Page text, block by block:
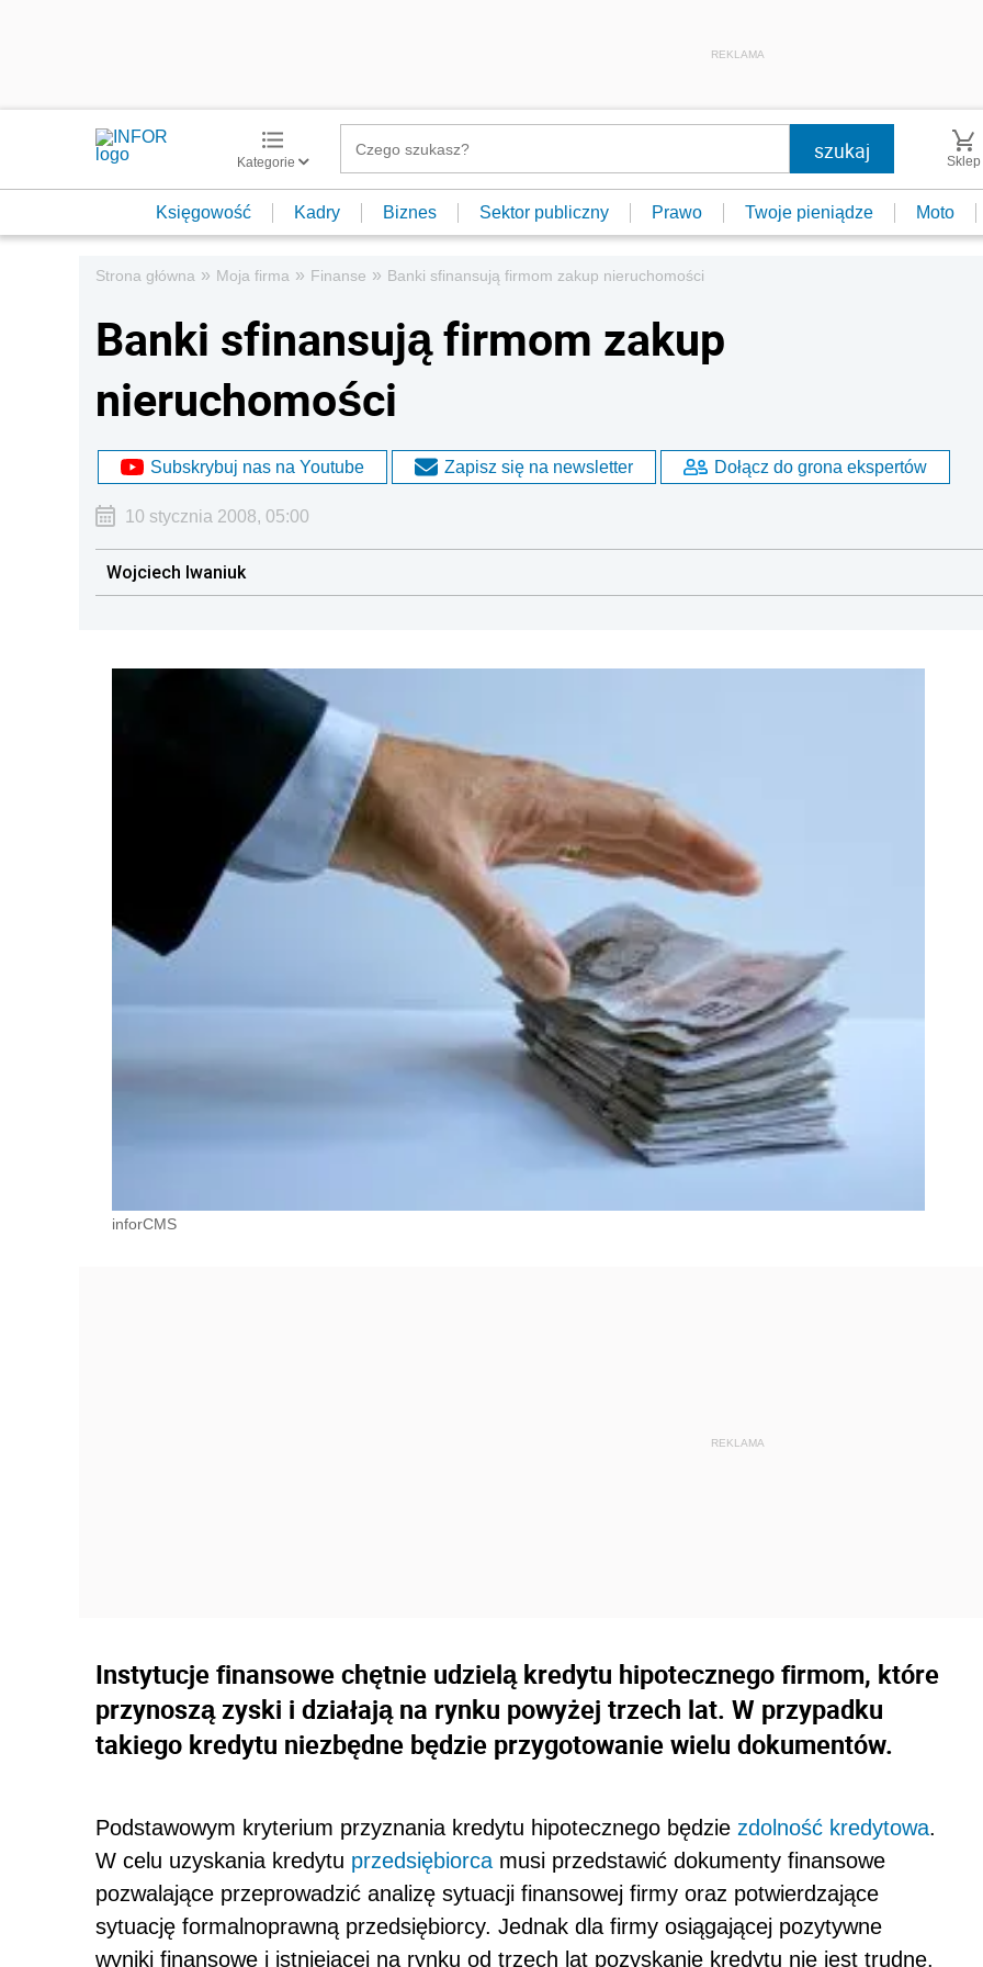
REKLAMA
Kategorie Sklep
Księgowość Kadry Biznes Sektor publiczny Prawo Twoje pieniądze Moto
Strona główna » Moja firma » Finanse » Banki sfinansują firmom zakup nieruchomości
Banki sfinansują firmom zakup
nieruchomości
Subskrybuj nas na Youtube Zapisz się na newsletter Dołącz do grona ekspertów
10 stycznia 2008, 05:00
Wojciech Iwaniuk
inforCMS
Instytucje finansowe chętnie udzielą kredytu hipotecznego firmom, które
przynoszą zyski i działają na rynku powyżej trzech lat. W przypadku
takiego kredytu niezbędne będzie przygotowanie wielu dokumentów.
Podstawowym kryterium przyznania kredytu hipotecznego będzie zdolność kredytowa.
W celu uzyskania kredytu przedsiębiorca musi przedstawić dokumenty finansowe
pozwalające przeprowadzić analizę sytuacji finansowej firmy oraz potwierdzające
sytuację formalnoprawną przedsiębiorcy. Jednak dla firmy osiągającej pozytywne
wyniki finansowe i istniejącej na rynku od trzech lat pozyskanie kredytu nie jest trudne.